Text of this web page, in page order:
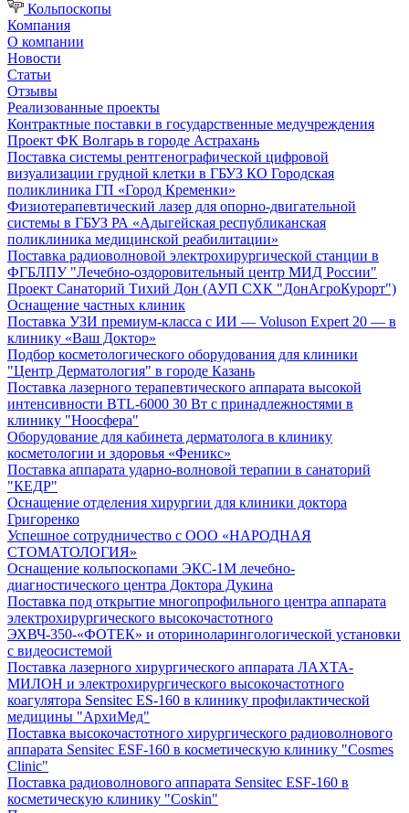
Кольпоскопы
Компания
О компании
Новости
Статьи
Отзывы
Реализованные проекты
Контрактные поставки в государственные медучреждения
Проект ФК Волгарь в городе Астрахань
Поставка системы рентгенографической цифровой
визуализации грудной клетки в ГБУЗ КО Городская
поликлиника ГП «Город Кременки»
Физиотерапевтический лазер для опорно-двигательной
системы в ГБУЗ РА «Адыгейская республиканская
поликлиника медицинской реабилитации»
Поставка радиоволновой электрохирургической станции в
ФГБЛПУ "Лечебно-оздоровительный центр МИД России"
Проект Санаторий Тихий Дон (АУП СХК "ДонАгроКурорт")
Оснащение частных клиник
Поставка УЗИ премиум-класса с ИИ — Voluson Expert 20 — в
клинику «Ваш Доктор»
Подбор косметологического оборудования для клиники
"Центр Дерматология" в городе Казань
Поставка лазерного терапевтического аппарата высокой
интенсивности BTL-6000 30 Вт с принадлежностями в
клинику "Ноосфера"
Оборудование для кабинета дерматолога в клинику
косметологии и здоровья «Феникс»
Поставка аппарата ударно-волновой терапии в санаторий
"КЕДР"
Оснащение отделения хирургии для клиники доктора
Григоренко
Успешное сотрудничество с ООО «НАРОДНАЯ
СТОМАТОЛОГИЯ»
Оснащение кольпоскопами ЭКС-1М лечебно-
диагностического центра Доктора Дукина
Поставка под открытие многопрофильного центра аппарата
электрохирургического высокочастотного
ЭХВЧ-350-«ФОТЕК» и оториноларингологической установки
с видеосистемой
Поставка лазерного хирургического аппарата ЛАХТА-
МИЛОН и электрохирургического высокочастотного
коагулятора Sensitec ES-160 в клинику профилактической
медицины "АрхиМед"
Поставка высокочастотного хирургического радиоволнового
аппарата Sensitec ESF-160 в косметическую клинику "Cosmes
Clinic"
Поставка радиоволнового аппарата Sensitec ESF-160 в
косметическую клинику "Coskin"